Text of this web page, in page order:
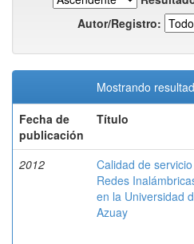
Autor/Registro:
Mostrando
Fecha de
publicación
Título
2012
Calidad de
Redes
en la Universidad
Azuay